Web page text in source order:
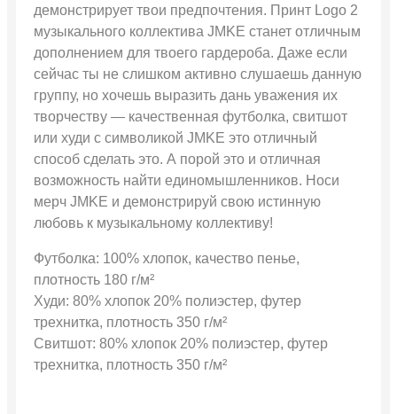
демонстрирует твои предпочтения. Принт Logo 2
музыкального коллектива JMKE станет отличным
дополнением для твоего гардероба. Даже если
сейчас ты не слишком активно слушаешь данную
группу, но хочешь выразить дань уважения их
творчеству — качественная футболка, свитшот
или худи с символикой JMKE это отличный
способ сделать это. А порой это и отличная
возможность найти единомышленников. Носи
мерч JMKE и демонстрируй свою истинную
любовь к музыкальному коллективу!
Футболка: 100% хлопок, качество пенье,
плотность 180 г/м²
Худи: 80% хлопок 20% полиэстер, футер
трехнитка, плотность 350 г/м²
Свитшот: 80% хлопок 20% полиэстер, футер
трехнитка, плотность 350 г/м²